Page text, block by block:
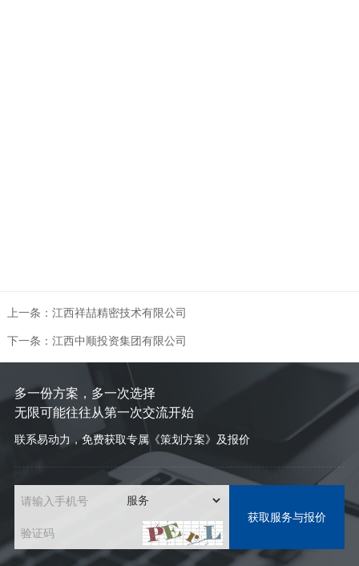
上一条：江西祥喆精密技术有限公司
下一条：江西中顺投资集团有限公司
多一份方案，多一次选择
无限可能往往从第一次交流开始
联系易动力，免费获取专属《策划方案》及报价
请输入手机号
验证码